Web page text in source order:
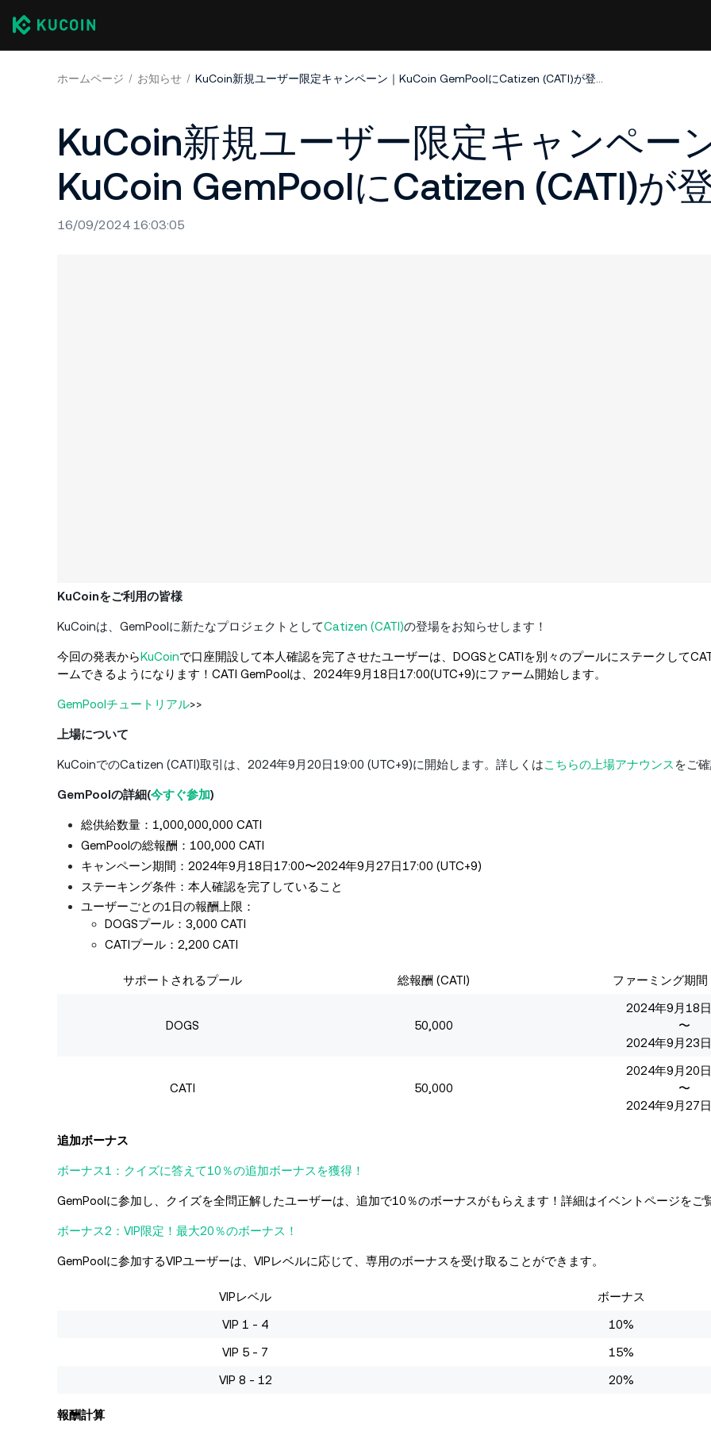
ホームページ お知らせ KuCoin新規ユーザー限定キャンペーン｜KuCoin GemPoolにCatizen (CATI)が登場！
KuCoin新規ユーザー限定キャンペー
KuCoin GemPoolにCatizen (CATI)が登
16/09/2024 16:03:05
KuCoinをご利用の皆様
KuCoinは、GemPoolに新たなプロジェクトとしてCatizen (CATI)の登場をお知らせします！
今回の発表からKuCoinで口座開設して本人確認を完了させたユーザーは、DOGSとCATIを別々のプールにステークして
ームできるようになります！CATI GemPoolは、2024年9月18日17:00(UTC+9)にファーム開始します。
GemPoolチュートリアル>>
上場について
KuCoinでのCatizen (CATI)取引は、2024年9月20日19:00 (UTC+9)に開始します。 詳しくはこちらの上場アナウンス をご
GemPoolの詳細(今すぐ参加)
総供給数量：1,000,000,000 CATI
GemPoolの総報酬：100,000 CATI
キャンペーン期間：2024年9月18日17:00〜2024年9月27日17:00 (UTC+9)
ステーキング条件：本人確認を完了していること
ユーザーごとの1日の報酬上限：
DOGSプール：3,000 CATI
CATIプール：2,200 CATI
サポートされるプール 総報酬 (CATI) ファーミング期間
DOGS 50,000
2024年9月18
〜
2024年9月23
CATI 50,000
2024年9月20
〜
2024年9月27
追加ボーナス
ボーナス1：クイズに答えて10％の追加ボーナスを獲得！
GemPoolに参加し、クイズを全問正解したユーザーは、追加で10％のボーナスがもらえます！詳細はイベントページをご
ボーナス2：VIP限定！最大20％のボーナス！
GemPoolに参加するVIPユーザーは、VIPレベルに応じて、専用のボーナスを受け取ることができます。
VIPレベル ボーナス
VIP 1 - 4 10%
VIP 5 - 7 15%
VIP 8 - 12 20%
報酬計算